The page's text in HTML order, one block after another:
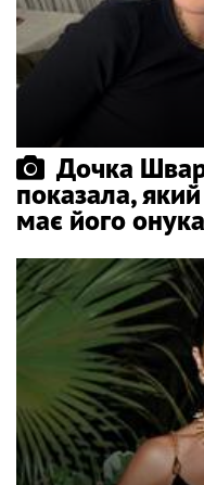
Дочка
показала,
має його